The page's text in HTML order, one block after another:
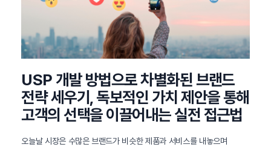
정부지원사업
USP 개발 방법으로 차별화된 브랜드
전략 세우기, 독보적인 가치 제안을 통해
고객의 선택을 이끌어내는 실전 접근법
오늘날 시장은 수많은 브랜드가 비슷한 제품과 서비스를 내놓으며